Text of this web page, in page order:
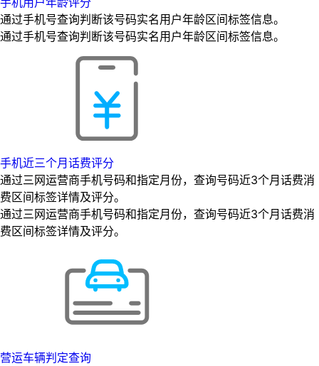
通过手机号查询判断该号码实名用户年龄区间标签信息。
通过手机号查询判断该号码实名用户年龄区间标签信息。
手机近三个月话费评分
通过三网运营商手机号码和指定月份，查询号码近3个月话费消
费区间标签详情及评分。
通过三网运营商手机号码和指定月份，查询号码近3个月话费消
费区间标签详情及评分。
营运车辆判定查询